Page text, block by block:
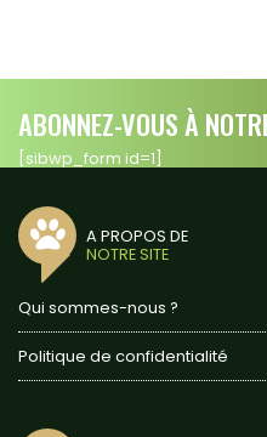
ABONNEZ-VOUS À
[sibwp_form id=1]
A PROPOS DE
NOTRE SITE
Qui sommes-nous ?
Politique de confidentialité